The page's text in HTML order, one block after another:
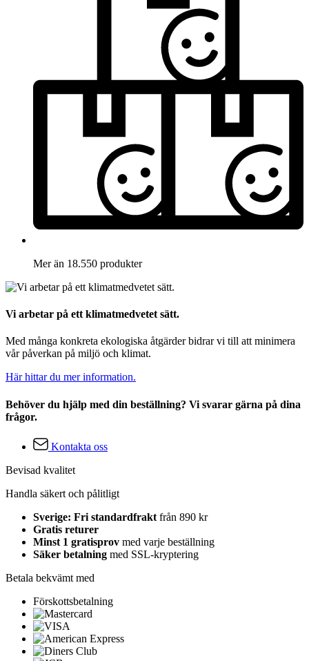
Mer än 18.550 produkter
Vi arbetar på ett klimatmedvetet sätt.
Med många konkreta ekologiska åtgärder bidrar vi till att minimera
vår påverkan på miljö och klimat.
Här hittar du mer information.
Behöver du hjälp med din beställning? Vi svarar gärna på dina
frågor.
Kontakta oss
Bevisad kvalitet
Handla säkert och pålitligt
Sverige: Fri standardfrakt från 890 kr
Gratis returer
Minst 1 gratisprov med varje beställning
Säker betalning med SSL-kryptering
Betala bekvämt med
Förskottsbetalning